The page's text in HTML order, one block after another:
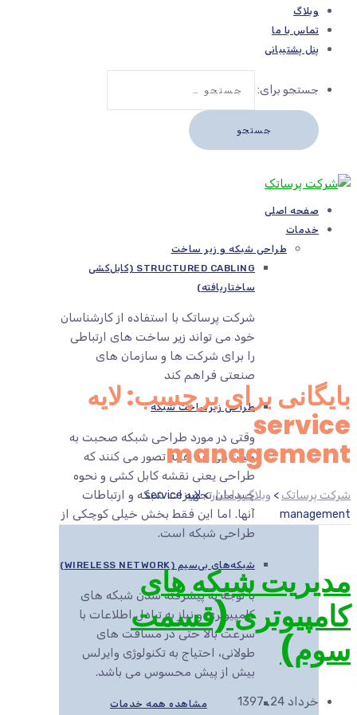
وبلاگ
تماس با ما
پنل پشتیبانی
جستجو برای:
صفحه اصلی
خدمات
طراحی شبکه و زیر ساخت
STRUCTURED CABLING (کابل‌کشی
ساختاریافته)
شرکت پرساتک با استفاده از کارشناسان
خود می تواند زیر ساخت های ارتباطی
را برای شرکت ها و سازمان های
صنعتی فراهم کند
طراحی زیرساخت شبکه
وقتی در مورد طراحی شبکه صحبت به
میان می آید همه تصور می کنند که
طراحی یعنی نقشه کابل کشی و نحوه
چیدمان تجهیزات شبکه و ارتباطات
آنها. اما این فقط بخش خیلی کوچکی از
طراحی شبکه است.
شبکه‌های بی‌سیم (WIRELESS NETWORK)
با توجه به پیشرفته شدن شبکه های
کامپیوتری و نیاز به تبادل اطلاعات با
سرعت بالا حتی در مسافت های
طولانی، احتیاج به تکنولوژی وایرلس
بیش از پیش محسوس می باشد.
مشاهده همه خدمات
بایگانی برای برچسب: لایه
service
management
شرکت پرساتک > وبلاگ و اخبار>
لایه service
management
مدیریت شبکه های
کامپیوتری (قسمت
سوم)
خرداد 24, 1397